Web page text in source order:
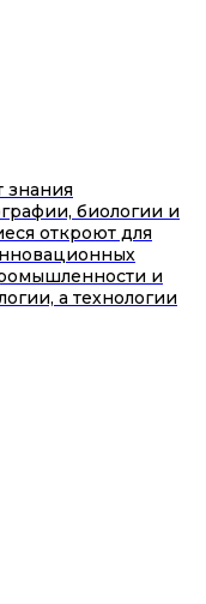
биологии и
откроют для
и
а технологии